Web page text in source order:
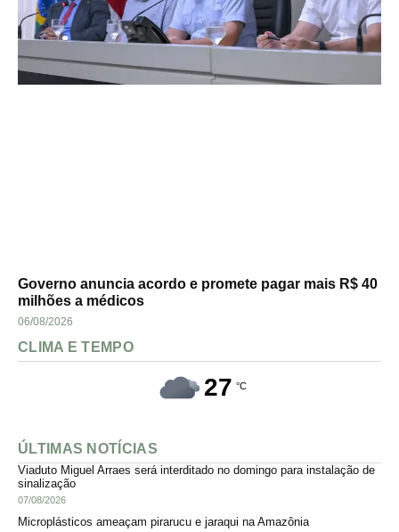
Governo anuncia acordo e promete pagar mais R$ 40
milhões a médicos
06/08/2026
CLIMA E TEMPO
27 °C
ÚLTIMAS NOTÍCIAS
Viaduto Miguel Arraes será interditado no domingo para instalação de
sinalização
07/08/2026
Microplásticos ameaçam pirarucu e jaraqui na Amazônia